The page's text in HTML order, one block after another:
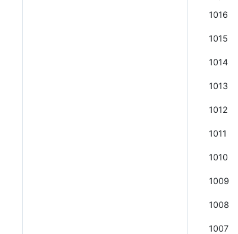
1016
1015
1014
1013
1012
1011
1010
1009
1008
1007